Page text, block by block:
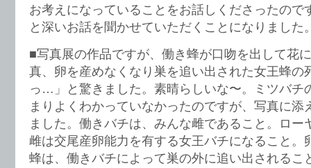
お考えになっていることをお話しくださったので
と深いお話を聞かせていただくことになりました
■写真展の作品ですが、働き蜂が口吻を出して花
真、卵を産めなくなり巣を追い出された女王蜂の
っ…」と驚きました。素晴らしいな〜。ミツバチ
まりよくわかっていなかったのですが、写真に添
ました。働きバチは、みんな雌であること。ロー
雌は交尾産卵能力を有する女王バチになること。
蜂は、働きバチによって巣の外に追い出されるこ